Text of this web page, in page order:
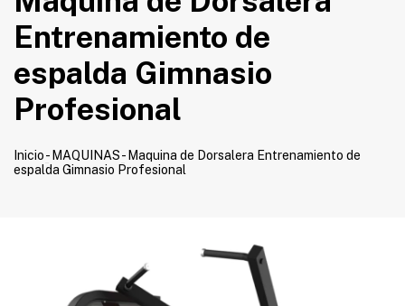
Entrenamiento de
espalda Gimnasio
Profesional
Inicio- MAQUINAS- Maquina de Dorsalera Entrenamiento de
espalda Gimnasio Profesional